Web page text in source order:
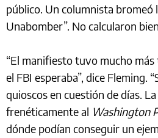
público. Un columnista bromeó
Unabomber”. No calcularon
“El manifiesto tuvo mucho
el FBI esperaba”, dice Fleming.
quioscos en cuestión de días.
frenéticamente al Washington
dónde podían conseguir un